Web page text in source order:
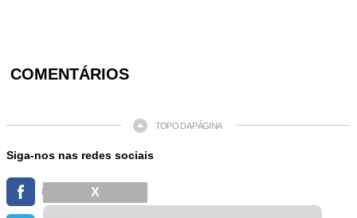
COMENTÁRIOS
TOPO DA PÁGINA
Siga-nos nas redes sociais
FACEBOOK X